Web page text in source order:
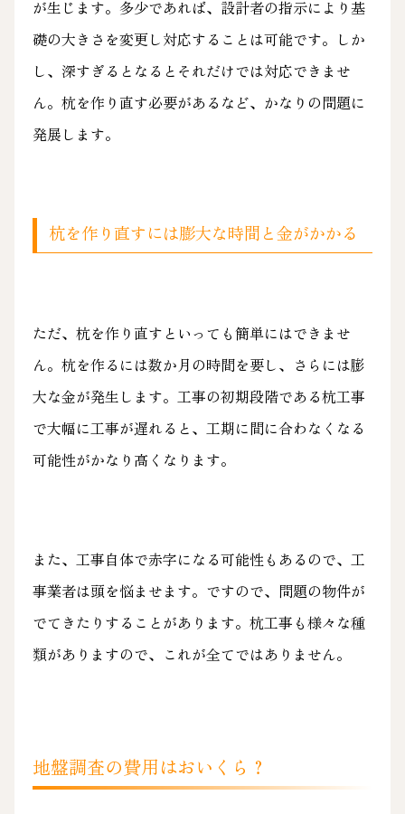
が生じます。多少であれば、設計者の指示により基
礎の大きさを変更し対応することは可能です。しか
し、深すぎるとなるとそれだけでは対応できませ
ん。杭を作り直す必要があるなど、かなりの問題に
発展します。
杭を作り直すには膨大な時間と金がかかる
ただ、杭を作り直すといっても簡単にはできませ
ん。杭を作るには数か月の時間を要し、さらには膨
大な金が発生します。工事の初期段階である杭工事
で大幅に工事が遅れると、工期に間に合わなくなる
可能性がかなり高くなります。
また、工事自体で赤字になる可能性もあるので、工
事業者は頭を悩ませます。ですので、問題の物件が
でてきたりすることがあります。杭工事も様々な種
類がありますので、これが全てではありません。
地盤調査の費用はおいくら？